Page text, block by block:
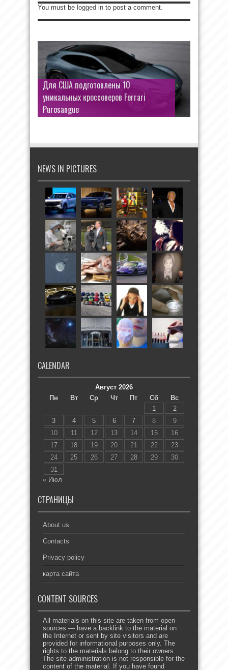
You must be logged in to post a comment.
Для США подготовлены 10
уникальных кроссоверов Ferrari
Purosangue
NEWS IN PICTURES
CALENDAR
Август 2026
Пн
Вт Ср Чт Пт Сб
Вс
1
2
3
4 5 6 7 8
9
10
11 12 13 14 15
16
17
18 19 20 21 22
23
24
25 26 27 28 29
30
31
« Июл
СТРАНИЦЫ
About us
Contacts
Privacy policy
карта сайта
CONTENT SOURCES
All materials on this site are taken from open
sources — have a backlink to the material on
the Internet or sent by site visitors and are
provided for informational purposes only. The
rights to the materials belong to their owners.
The site administration is not responsible for the
content of the material. If you have found